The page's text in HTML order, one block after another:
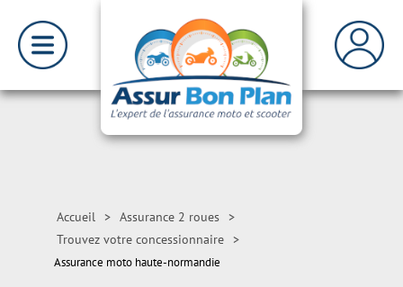
Accueil > Assurance 2 roues >
Trouvez votre concessionnaire >
Assurance moto haute-normandie